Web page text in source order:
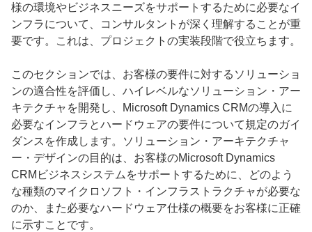
様の環境やビジネスニーズをサポートするために必要なイ
ンフラについて、コンサルタントが深く理解することが重
要です。これは、プロジェクトの実装段階で役立ちます。
このセクションでは、お客様の要件に対するソリューショ
ンの適合性を評価し、ハイレベルなソリューション・アー
キテクチャを開発し、Microsoft Dynamics CRMの導入に
必要なインフラとハードウェアの要件について規定のガイ
ダンスを作成します。ソリューション・アーキテクチャ
ー・デザインの目的は、お客様のMicrosoft Dynamics
CRMビジネスシステムをサポートするために、どのよう
な種類のマイクロソフト・インフラストラクチャが必要な
のか、また必要なハードウェア仕様の概要をお客様に正確
に示すことです。